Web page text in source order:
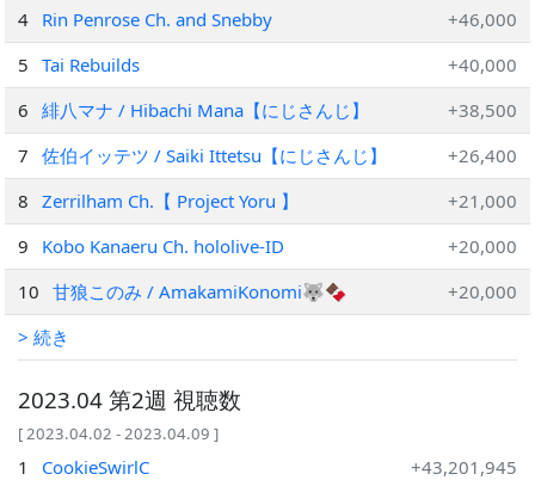
4 Rin Penrose Ch. and Snebby
+46,000
5
Tai Rebuilds
+40,000
6
緋八マナ / Hibachi Mana【にじさんじ】
+38,500
7
佐伯イッテツ / Saiki Ittetsu【にじさんじ】
+26,400
8
Zerrilham Ch.【 Project Yoru 】
+21,000
9
Kobo Kanaeru Ch. hololive-ID
+20,000
10
甘狼このみ / AmakamiKonomi🐺🍫
+20,000
> 続き
2023.04 第2週 視聴数
[ 2023.04.02 - 2023.04.09 ]
1 CookieSwirlC
+43,201,945